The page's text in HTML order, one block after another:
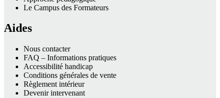
Le Campus des Formateurs
Aides
Nous contacter
FAQ – Informations pratiques
Accessibilité handicap
Conditions générales de vente
Règlement intérieur
Devenir intervenant